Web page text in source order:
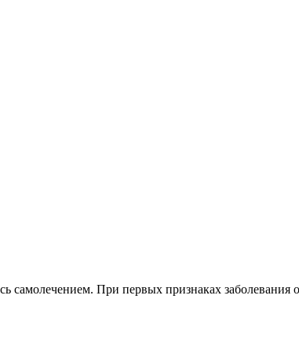
При первых признаках заболевания